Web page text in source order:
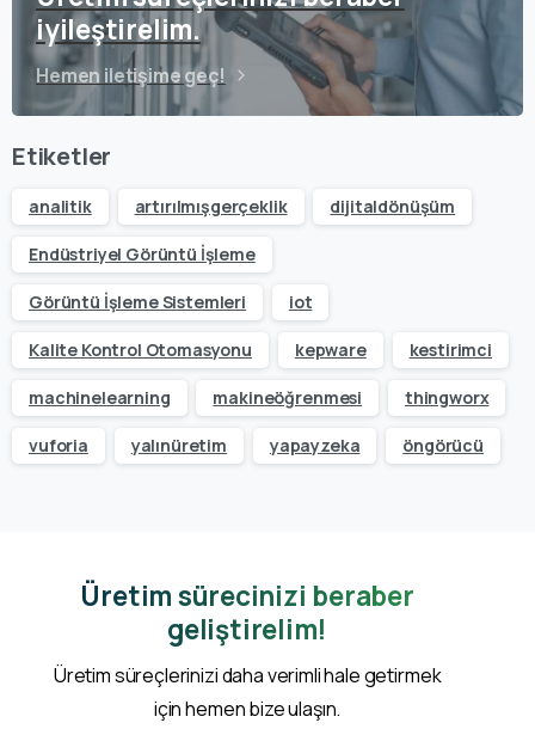
iyileştirelim.
Hemen iletişime geç!
Etiketler
analitik artırılmışgerçeklik dijitaldönüşüm
Endüstriyel Görüntü İşleme
Görüntü İşleme Sistemleri iot
Kalite Kontrol Otomasyonu kepware kestirimci
machinelearning makineöğrenmesi thingworx
vuforia yalınüretim yapayzeka öngörücü
Üretim sürecinizi beraber
geliştirelim!
Üretim süreçlerinizi daha verimli hale getirmek
için hemen bize ulaşın.